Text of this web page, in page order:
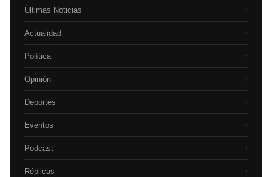
Últimas Noticias ›
Actualidad ›
Política ›
Opinión ›
Deportes ›
Eventos ›
Podcast ›
Réplicas ›